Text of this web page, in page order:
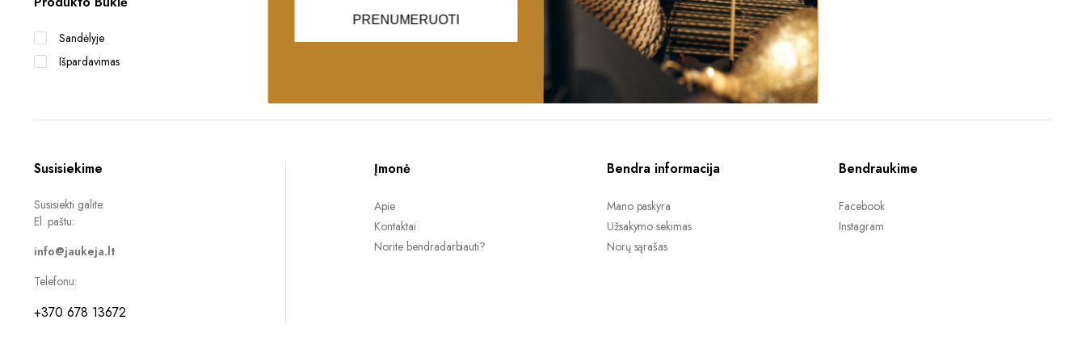
Sandėlyje
Išpardavimas
Susisiekime
Susisiekti galite:
El. paštu:
info@jaukeja.lt
Telefonu:
+370 678 13672
Įmonė
Apie
Kontaktai
Norite bendradarbiauti?
Bendra informacija
Mano paskyra
Užsakymo sekimas
Norų sąrašas
Bendraukime
Facebook
Instagram
PRENUMERUOTI